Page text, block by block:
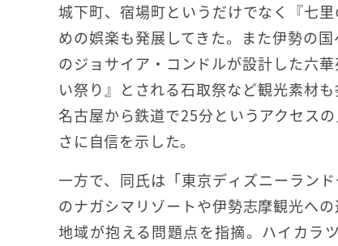
城下町、宿場町というだけでなく『七
めの娯楽も発展してきた。また伊勢の
のジョサイア・コンドルが設計した六
い祭り』とされる石取祭など観光素材
名古屋から鉄道で25分というアクセス
さに自信を示した。
一方で、同氏は「東京ディズニーラン
のナガシマリゾートや伊勢志摩観光へ
地域が抱える問題点を指摘。ハイカラ